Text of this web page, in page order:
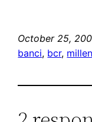
October 25,
banci, bcr,